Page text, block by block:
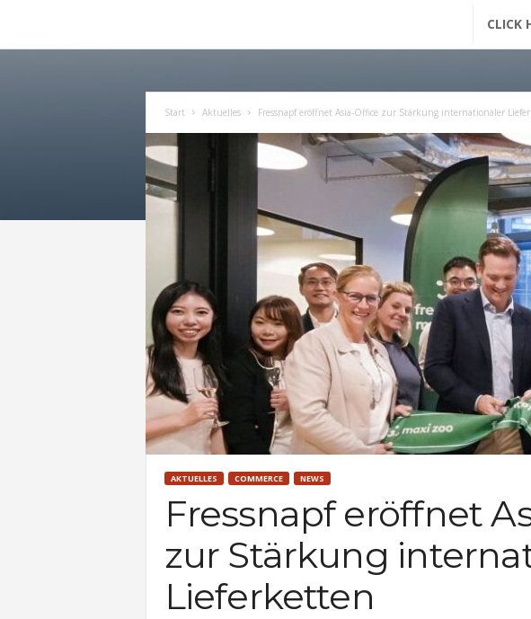
M
N
a
h
c
CLICK
Start Aktuelles Fressnapf eröffnet Asia-Office zur Stärkung internationaler
AKTUELLES COMMERCE NEWS
Fressnapf eröffnet
zur Stärkung
Lieferketten